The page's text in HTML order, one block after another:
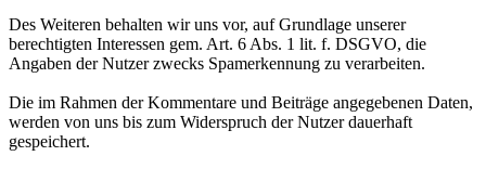
Des Weiteren behalten wir uns vor, auf Grundlage unserer
berechtigten Interessen gem. Art. 6 Abs. 1 lit. f. DSGVO, die
Angaben der Nutzer zwecks Spamerkennung zu verarbeiten.
Die im Rahmen der Kommentare und Beiträge angegebenen Daten,
werden von uns bis zum Widerspruch der Nutzer dauerhaft
gespeichert.